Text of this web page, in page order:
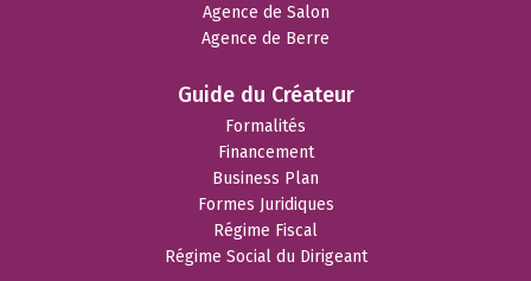
Agence de Salon
Agence de Berre
Guide du Créateur
Formalités
Financement
Business Plan
Formes Juridiques
Régime Fiscal
Régime Social du Dirigeant